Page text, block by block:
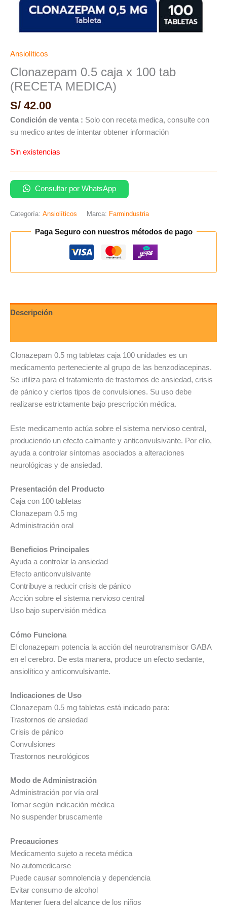
Ansiolíticos
Clonazepam 0.5 caja x 100 tab
(RECETA MEDICA)
S/ 42.00
Condición de venta : Solo con receta medica, consulte con
su medico antes de intentar obtener información
Sin existencias
Consultar por WhatsApp
Categoría: Ansiolíticos Marca: Farmindustria
Paga Seguro con nuestros métodos de pago
Descripción
Clonazepam 0.5 mg tabletas caja 100 unidades es un
medicamento perteneciente al grupo de las benzodiacepinas.
Se utiliza para el tratamiento de trastornos de ansiedad, crisis
de pánico y ciertos tipos de convulsiones. Su uso debe
realizarse estrictamente bajo prescripción médica.
Este medicamento actúa sobre el sistema nervioso central,
produciendo un efecto calmante y anticonvulsivante. Por ello,
ayuda a controlar síntomas asociados a alteraciones
neurológicas y de ansiedad.
Presentación del Producto
Caja con 100 tabletas
Clonazepam 0.5 mg
Administración oral
Beneficios Principales
Ayuda a controlar la ansiedad
Efecto anticonvulsivante
Contribuye a reducir crisis de pánico
Acción sobre el sistema nervioso central
Uso bajo supervisión médica
Cómo Funciona
El clonazepam potencia la acción del neurotransmisor GABA
en el cerebro. De esta manera, produce un efecto sedante,
ansiolítico y anticonvulsivante.
Indicaciones de Uso
Clonazepam 0.5 mg tabletas está indicado para:
Trastornos de ansiedad
Crisis de pánico
Convulsiones
Trastornos neurológicos
Modo de Administración
Administración por vía oral
Tomar según indicación médica
No suspender bruscamente
Precauciones
Medicamento sujeto a receta médica
No automedicarse
Puede causar somnolencia y dependencia
Evitar consumo de alcohol
Mantener fuera del alcance de los niños